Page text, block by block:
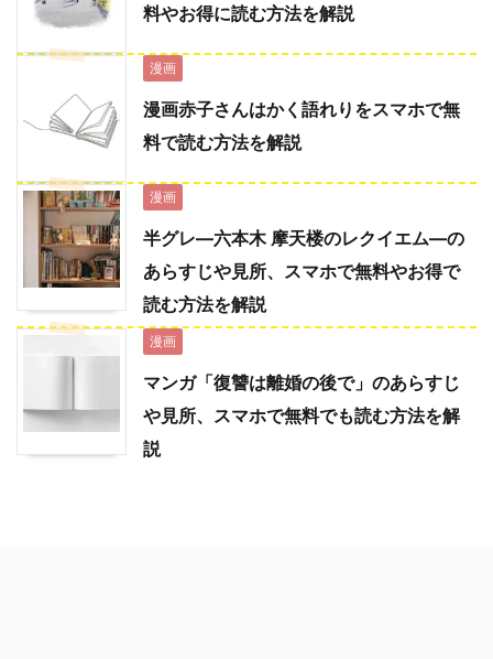
料やお得に読む方法を解説
漫画
漫画赤子さんはかく語れりをスマホで無
料で読む方法を解説
漫画
半グレ―六本木 摩天楼のレクイエム―の
あらすじや見所、スマホで無料やお得で
読む方法を解説
漫画
マンガ「復讐は離婚の後で」のあらすじ
や見所、スマホで無料でも読む方法を解
説